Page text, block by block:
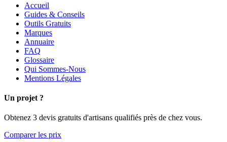
Accueil
Guides & Conseils
Outils Gratuits
Marques
Annuaire
FAQ
Glossaire
Qui Sommes-Nous
Mentions Légales
Un projet ?
Obtenez 3 devis gratuits d'artisans qualifiés près de chez vous.
Comparer les prix